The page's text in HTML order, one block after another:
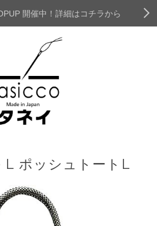
開催中！詳細はコチラから
ポッシュトートL